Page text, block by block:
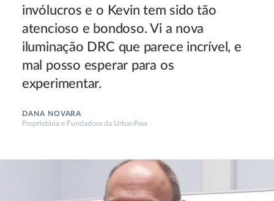
invólucros e o Kevin tem sido tão
atencioso e bondoso. Vi a nova
iluminação DRC que parece incrível, e
mal posso esperar para os
experimentar.
DANA NOVARA
Proprietária e Fundadora da UrbanPaw